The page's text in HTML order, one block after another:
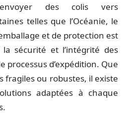
des colis vers
telles que l’Océanie, le
et de protection est
sécurité et l’intégrité des
d’expédition. Que
fragiles ou robustes, il existe
adaptées à chaque